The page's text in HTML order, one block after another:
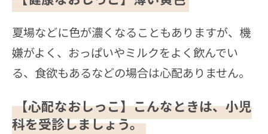
夏場などに色が濃くなることもありますが、機
嫌がよく、おっぱいやミルクをよく飲んでい
る、食欲もあるなどの場合は心配ありません。
【心配なおしっこ】こんなときは、小児
科を受診しましょう。